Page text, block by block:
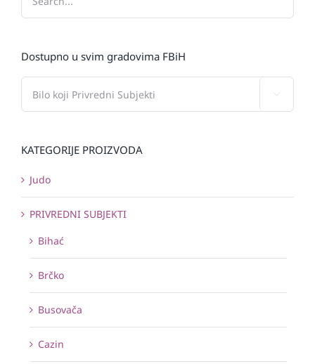
Dostupno u svim gradovima FBiH
KATEGORIJE PROIZVODA
Judo
PRIVREDNI SUBJEKTI
Bihać
Brčko
Busovača
Cazin